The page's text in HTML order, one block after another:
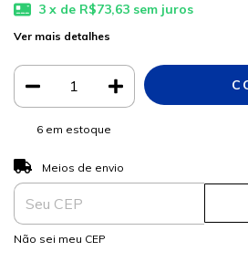
3 x de R$73,63 sem juros
Ver mais detalhes
6 em estoque
Entregas para o CEP:
Meios de envio
Não sei meu CEP